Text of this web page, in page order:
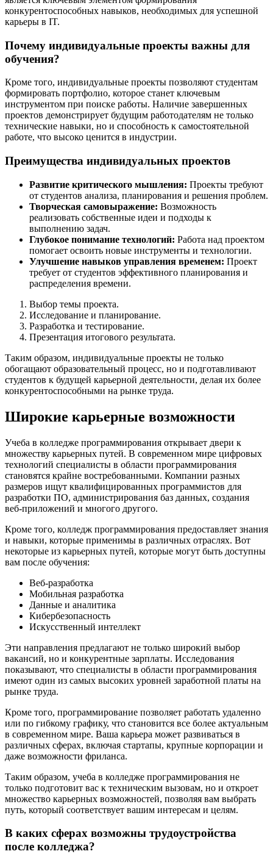
конкурентоспособных навыков, необходимых для успешной
карьеры в IT.
Почему индивидуальные проекты важны для
обучения?
Кроме того, индивидуальные проекты позволяют студентам
формировать портфолио, которое станет ключевым
инструментом при поиске работы. Наличие завершенных
проектов демонстрирует будущим работодателям не только
технические навыки, но и способность к самостоятельной
работе, что высоко ценится в индустрии.
Преимущества индивидуальных проектов
Развитие критического мышления: Проекты требуют
от студентов анализа, планирования и решения проблем.
Творческая самовыражение: Возможность
реализовать собственные идеи и подходы к
выполнению задач.
Глубокое понимание технологий: Работа над проектом
помогает освоить новые инструменты и технологии.
Улучшение навыков управления временем: Проект
требует от студентов эффективного планирования и
распределения времени.
Выбор темы проекта.
Исследование и планирование.
Разработка и тестирование.
Презентация итогового результата.
Таким образом, индивидуальные проекты не только
обогащают образовательный процесс, но и подготавливают
студентов к будущей карьерной деятельности, делая их более
конкурентоспособными на рынке труда.
Широкие карьерные возможности
Учеба в колледже программирования открывает двери к
множеству карьерных путей. В современном мире цифровых
технологий специалисты в области программирования
становятся крайне востребованными. Компании разных
размеров ищут квалифицированных программистов для
разработки ПО, администрирования баз данных, создания
веб-приложений и многого другого.
Кроме того, колледж программирования предоставляет знания
и навыки, которые применимы в различных отраслях. Вот
некоторые из карьерных путей, которые могут быть доступны
вам после обучения:
Веб-разработка
Мобильная разработка
Данные и аналитика
Кибербезопасность
Искусственный интеллект
Эти направления предлагают не только широкий выбор
вакансий, но и конкурентные зарплаты. Исследования
показывают, что специалисты в области программирования
имеют один из самых высоких уровней заработной платы на
рынке труда.
Кроме того, программирование позволяет работать удаленно
или по гибкому графику, что становится все более актуальным
в современном мире. Ваша карьера может развиваться в
различных сферах, включая стартапы, крупные корпорации и
даже возможности фриланса.
Таким образом, учеба в колледже программирования не
только подготовит вас к техническим вызовам, но и откроет
множество карьерных возможностей, позволяя вам выбрать
путь, который соответствует вашим интересам и целям.
В каких сферах возможны трудоустройства
после колледжа?